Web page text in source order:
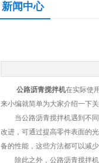
新闻中心
公路沥青搅拌机在实际使
来小编就简单为大家介绍一下
当公路沥青搅拌机遇到不同
改进，可通过提高零件表面的
备的性能，这些方法都可以减
除此之外，公路沥青搅拌机